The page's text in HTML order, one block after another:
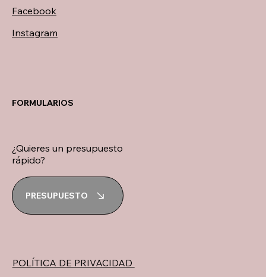
Facebook
Instagram
FORMULARIOS
¿Quieres un presupuesto
rápido?
PRESUPUESTO
POLÍTICA DE PRIVACIDAD